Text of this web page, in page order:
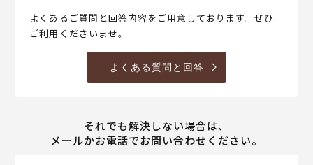
よくあるご質問と回答内容をご用意しております。ぜひ
ご利用くださいませ。
よくある質問と回答
それでも解決しない場合は、
メールかお電話でお問い合わせください。